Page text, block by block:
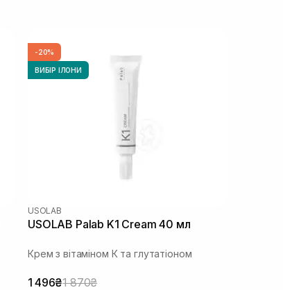
-20%
ВИБІР ІЛОНИ
USOLAB
USOLAB Palab K1 Cream 40 мл
Крем з вітаміном К та глутатіоном
1 496₴1 870₴